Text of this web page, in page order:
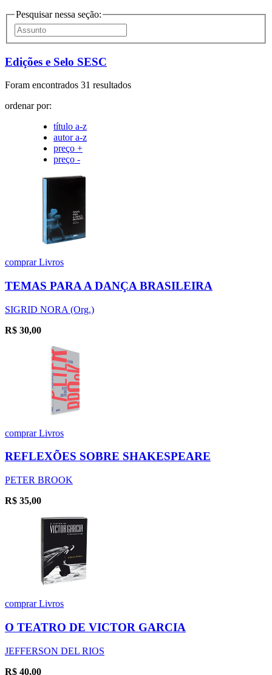
Pesquisar nessa seção:
Edições e Selo SESC
Foram encontrados 31 resultados
ordenar por:
título a-z
autor a-z
preço +
preço -
comprarLivros
TEMAS PARA A DANÇA BRASILEIRA
SIGRID NORA (Org.)
R$ 30,00
comprarLivros
REFLEXÕES SOBRE SHAKESPEARE
PETER BROOK
R$ 35,00
comprarLivros
O TEATRO DE VICTOR GARCIA
JEFFERSON DEL RIOS
R$ 40,00